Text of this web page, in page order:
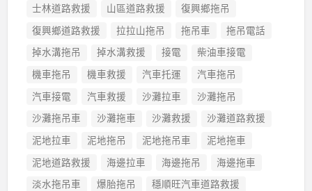
士林道路救援
山區道路救援
復興鄉拖吊
復興鄉道路救援
拉拉山拖吊 拖吊車
拖吊電話
掉水溝拖吊
掉水溝救援 接電
柴油車接電
機車拖吊
機車救援 汽車托運
汽車拖吊
汽車接電
汽車救援 沙灘拉車
沙灘拖吊
沙灘拖吊車
沙灘拖車 沙灘救援
沙灘道路救援
泥地拉車
泥地拖吊 泥地拖吊車
泥地拖車
泥地道路救援
海邊拉車 海邊拖吊
海邊拖車
淡水拖吊車
爆胎拖吊
穩順旺汽車道路救援